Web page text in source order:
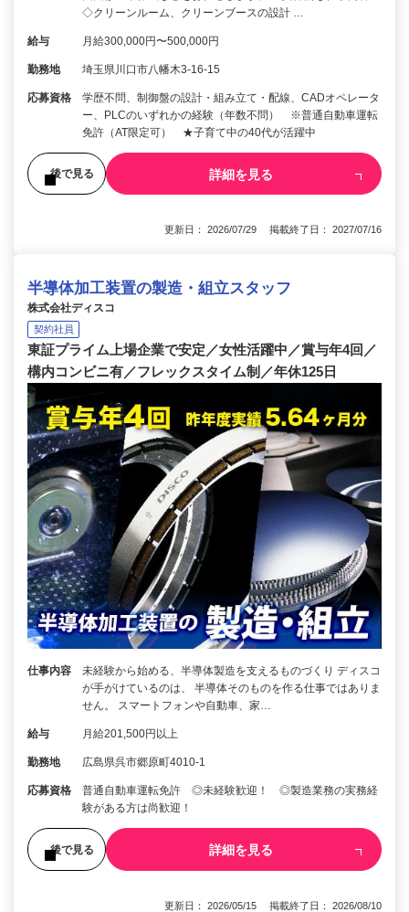
◇クリーンルーム、クリーンブースの設計 …
給与 月給300,000円〜500,000円
勤務地 埼玉県川口市八幡木3-16-15
応募資格
学歴不問、制御盤の設計・組み立て・配線、CADオペレータ
ー、PLCのいずれかの経験（年数不問） ※普通自動車運転
免許（AT限定可） ★子育て中の40代が活躍中
後で見る 詳細を見る
更新日： 2026/07/29 掲載終了日： 2027/07/16
半導体加工装置の製造・組立スタッフ
株式会社ディスコ
契約社員
東証プライム上場企業で安定／女性活躍中／賞与年4回／
構内コンビニ有／フレックスタイム制／年休125日
仕事内容
未経験から始める、半導体製造を支えるものづくり ディスコ
が手がけているのは、 半導体そのものを作る仕事ではありま
せん。 スマートフォンや自動車、家…
給与 月給201,500円以上
勤務地 広島県呉市郷原町4010-1
応募資格
普通自動車運転免許 ◎未経験歓迎！ ◎製造業務の実務経
験がある方は尚歓迎！
後で見る 詳細を見る
更新日： 2026/05/15 掲載終了日： 2026/08/10